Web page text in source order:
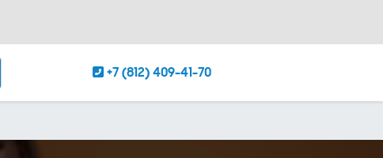
+7 (812) 409-41-70